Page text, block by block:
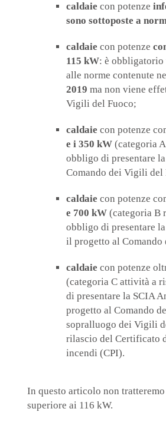
caldaie con potenze
sono sottoposte a
caldaie con potenze
115 kW: è
alle norme contenute
2019 ma non viene
Vigili del Fuoco;
caldaie con potenze
e i 350 kW (categoria
obbligo di presentare
Comando dei Vigili del
caldaie con potenze
e 700 kW (categoria B
obbligo di presentare
il progetto al
caldaie con potenze
(categoria C attività a
di presentare la SCIA
progetto al Comando
sopralluogo dei Vigili
rilascio del Certificato
incendi (CPI).
In questo articolo non
superiore ai 116 kW.